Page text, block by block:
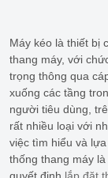
Máy kéo là thiết bị
thang máy, với
trọng thông qua
xuống các tầng
người tiêu dùng,
rất nhiều loại với
việc tìm hiểu và
thống thang máy
quyết định lắp đặt